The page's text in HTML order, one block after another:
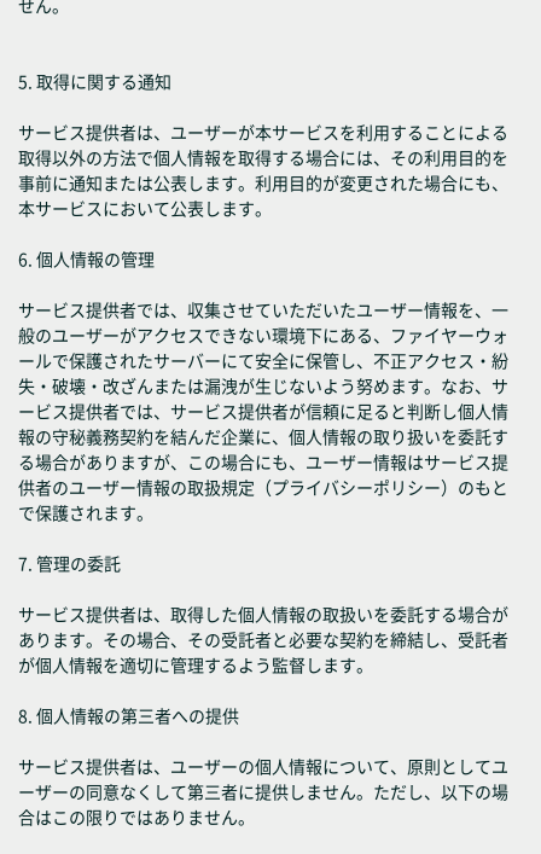
せん。
5. 取得に関する通知
サービス提供者は、ユーザーが本サービスを利用することによる
取得以外の方法で個人情報を取得する場合には、その利用目的を
事前に通知または公表します。利用目的が変更された場合にも、
本サービスにおいて公表します。
6. 個人情報の管理
サービス提供者では、収集させていただいたユーザー情報を、一
般のユーザーがアクセスできない環境下にある、ファイヤーウォ
ールで保護されたサーバーにて安全に保管し、不正アクセス・紛
失・破壊・改ざんまたは漏洩が生じないよう努めます。なお、サ
ービス提供者では、サービス提供者が信頼に足ると判断し個人情
報の守秘義務契約を結んだ企業に、個人情報の取り扱いを委託す
る場合がありますが、この場合にも、ユーザー情報はサービス提
供者のユーザー情報の取扱規定（プライバシーポリシー）のもと
で保護されます。
7. 管理の委託
サービス提供者は、取得した個人情報の取扱いを委託する場合が
あります。その場合、その受託者と必要な契約を締結し、受託者
が個人情報を適切に管理するよう監督します。
8. 個人情報の第三者への提供
サービス提供者は、ユーザーの個人情報について、原則としてユ
ーザーの同意なくして第三者に提供しません。ただし、以下の場
合はこの限りではありません。